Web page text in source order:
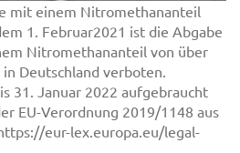
mit einem Nitromethananteil
1. Februar2021 ist die Abgabe
Nitromethananteil von über
Deutschland verboten.
31. Januar 2022 aufgebraucht
EU-Verordnung 2019/1148 aus
eur-lex.europa.eu/legal-